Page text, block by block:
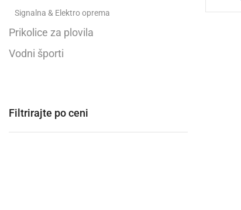
Signalna & Elektro oprema
Prikolice za plovila
Vodni športi
Filtrirajte po ceni